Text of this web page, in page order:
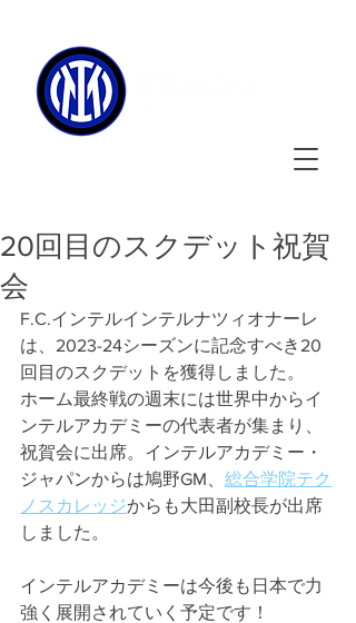
20回目のスクデット祝賀
会
F.C.インテルインテルナツィオナーレ
は、2023-24シーズンに記念すべき20
回目のスクデットを獲得しました。
ホーム最終戦の週末には世界中からイ
ンテルアカデミーの代表者が集まり、
祝賀会に出席。インテルアカデミー・
ジャパンからは鳩野GM、 総合学院テク
ノスカレッジからも大田副校長が出席
しました。
インテルアカデミーは今後も日本で力
強く展開されていく予定です！